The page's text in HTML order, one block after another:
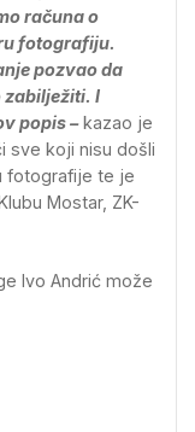
računa o
fotografiju.
pozvao da
zabilježiti. I
popis –kazao je
sve koji nisu došli
fotografije te je
Mostar, ZK-
Ivo Andrić može